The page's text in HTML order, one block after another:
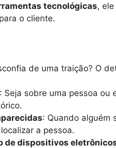
tecnológicas,
o cliente.
de uma traição? O
: Seja sobre uma pessoa ou
: Quando alguém
a pessoa.
de dispositivos